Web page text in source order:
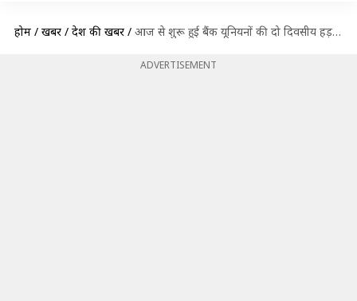
होम / खबरें / देश की खबरें / आज से शुरू हुई बैंक यूनियनों की दो दिवसीय हड़ताल, अब सोमवार को खुलेंगे बैंक
ADVERTISEMENT